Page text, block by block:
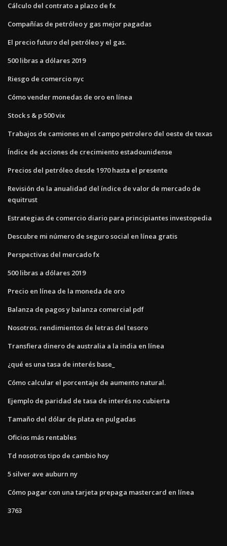
Cálculo del contrato a plazo de fx
Compañías de petróleo y gas mejor pagadas
El precio futuro del petróleo y el gas.
500 libras a dólares 2019
Riesgo de comercio nyc
Cómo vender monedas de oro en línea
Stock s & p 500 vix
Trabajos de camiones en el campo petrolero del oeste de texas
Índice de acciones de crecimiento estadounidense
Precios del petróleo desde 1970 hasta el presente
Revisión de la anualidad del índice de valor de mercado de
equitrust
Estrategias de comercio diario para principiantes investopedia
Descubre mi número de seguro social en línea gratis
Perspectivas del mercado fx
500 libras a dólares 2019
Precio en línea de la moneda de oro
Balanza de pagos y balanza comercial pdf
Nosotros. rendimientos de letras del tesoro
Transfiera dinero de australia a la india en línea
¿qué es una tasa de interés base_
Cómo calcular el porcentaje de aumento natural.
Ejemplo de paridad de tasa de interés no cubierta
Tamaño del dólar de plata en pulgadas
Oficios más rentables
Td nosotros tipo de cambio hoy
5 silver ave auburn ny
Cómo pagar con una tarjeta prepaga mastercard en línea
3763